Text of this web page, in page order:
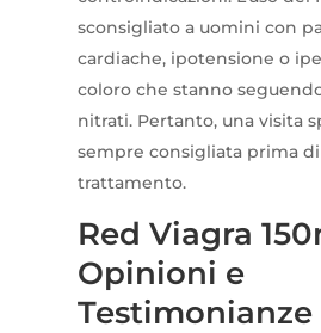
sconsigliato a uomini con
cardiache, ipotensione o
coloro che stanno
nitrati. Pertanto, una visita
sempre consigliata prima
trattamento.
Red Viagra
Opinioni e
Testimonianze